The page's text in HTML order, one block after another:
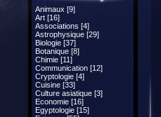
Animaux [9]
Art [16]
Associations [4]
Astrophysique [29]
Biologie [37]
Botanique [8]
Chimie [11]
Communication [12]
Cryptologie [4]
Cuisine [33]
Culture asiatique [3]
Economie [16]
Egyptologie [15]